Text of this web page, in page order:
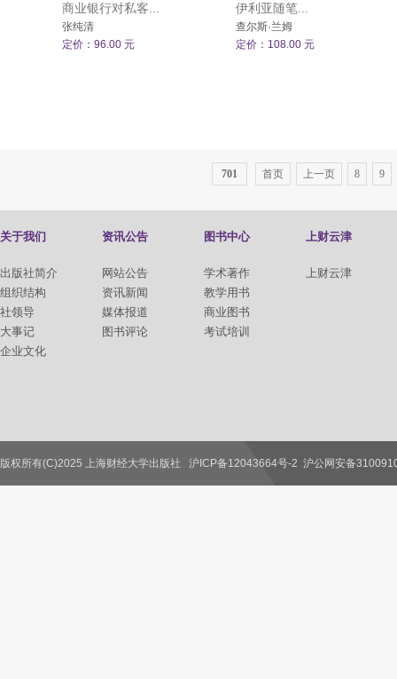
商业银行对私客...
张纯清
定价：96.00 元
伊利亚随笔...
查尔斯·兰姆
定价：108.00 元
701 首页 上一页 8 9
关于我们
出版社简介
组织结构
社领导
大事记
企业文化
资讯公告
网站公告
资讯新闻
媒体报道
图书评论
图书中心
学术著作
教学用书
商业图书
考试培训
上财云津
上财云津
联系我们
版权所有(C)2025 上海财经大学出版社 沪ICP备12043664号-2 沪公网安备